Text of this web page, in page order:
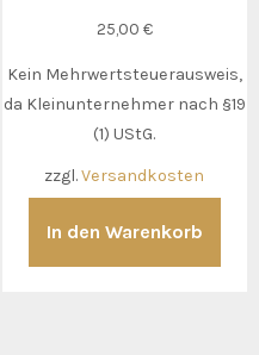
25,00 €
Kein Mehrwertsteuerausweis,
da Kleinunternehmer nach §19
(1) UStG.
zzgl.Versandkosten
In den Warenkorb